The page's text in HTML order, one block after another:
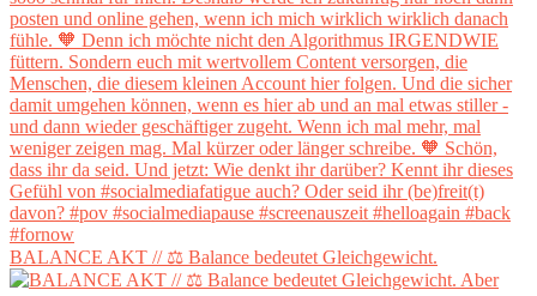
BALANCE AKT // ⚖️ Balance bedeutet Gleichgewicht.